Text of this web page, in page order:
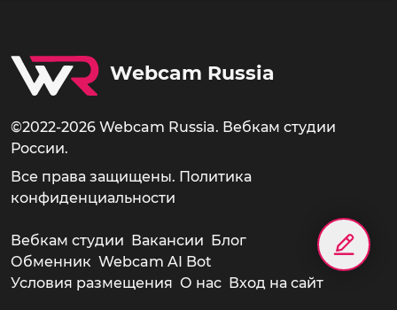
Webcam Russia
©2022-2026 Webcam Russia. Вебкам студии
России.
Все права защищены. Политика
конфиденциальности
Вебкам студии Вакансии
Блог
Обменник Webcam AI Bot
Условия размещения О нас Вход на сайт